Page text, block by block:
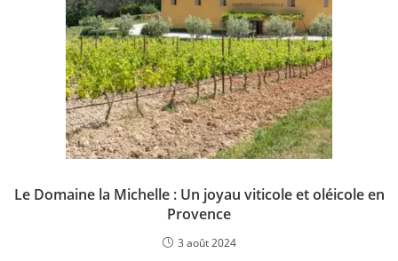
Le Domaine la Michelle : Un joyau viticole et oléicole en
Provence
3 août 2024